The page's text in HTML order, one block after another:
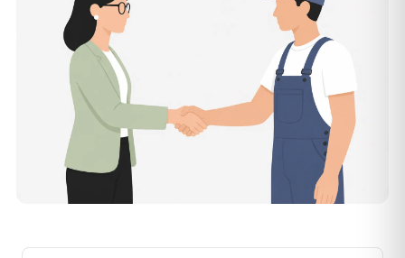
auswählen.
Was kostet die Entrümpelung einer normalen
Wohnung in Freiburg im Breisgau?
Für eine durchschnittliche Wohnung mit rund 65 m² liegen
die Kosten in Freiburg im Breisgau bei etwa 1.840 €, das
entspricht im Schnitt rund 35,1 € je Quadratmeter.
Zugänglichkeit (Etage, Aufzug), Menge und Sperrmüllanteil
verschieben den Preis nach oben oder unten — den
genauen Festpreis nennt Ihnen der Entrümpler nach
kurzer Beschreibung.
Werden Entrümpelungen in Freiburg im Breisgau
Seit 2023 verlief die Preisentwicklung in Freiburg im